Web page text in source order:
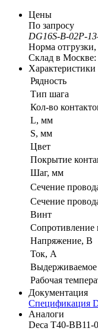
Цены
По запросу
DG16S-B-02P-
Норма отгрузки,
Склад в Москве:
Характеристики
Рядность
Тип шага
Кол-во
L, мм
S, мм
Цвет
Покрытие
Шаг, мм
Сечение
Сечение
Винт
Сопротивление
Напряжение, В
Ток, А
Рабочая
Документация
Спецификация
Аналоги
Deca T40-BB11-